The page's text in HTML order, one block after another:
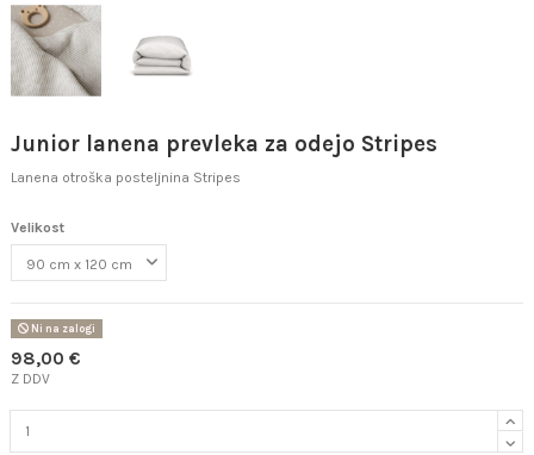
Junior lanena prevleka za odejo Stripes
Lanena otroška posteljnina Stripes
Velikost
Ni na zalogi
98,00 €
Z DDV